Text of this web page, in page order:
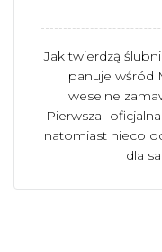
Jak twierdzą
panuje wśród
weselne
Pierwsza-
natomiast nieco
dla